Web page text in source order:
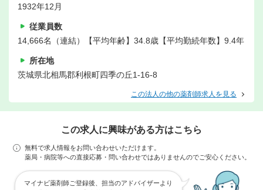
1932年12月
従業員数
14,666名（連結）【平均年齢】34.8歳【平均勤続年数】9.4年
所在地
茨城県北相馬郡利根町四季の丘1-16-8
この法人の他の薬剤師求人を見る
この求人に興味がある方はこちら
無料で求人情報をお問い合わせいただけます。
薬局・病院等への直接応募・問い合わせではありませんのでご安心ください。
マイナビ薬剤師ご登録後、担当のアドバイザーより